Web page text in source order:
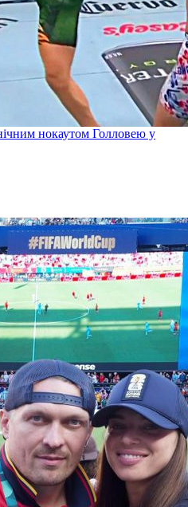
нокаутом Голловею у